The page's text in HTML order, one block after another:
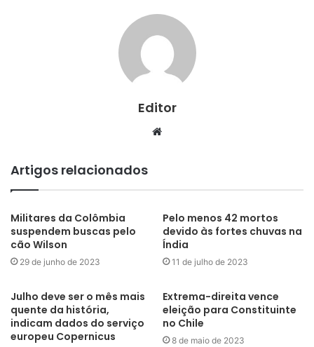
Editor
Website
Artigos relacionados
Militares da Colômbia
suspendem buscas pelo
cão Wilson
29 de junho de 2023
Pelo menos 42 mortos
devido às fortes chuvas na
Índia
11 de julho de 2023
Julho deve ser o mês mais
quente da história,
indicam dados do serviço
europeu Copernicus
Extrema-direita vence
eleição para Constituinte
no Chile
8 de maio de 2023